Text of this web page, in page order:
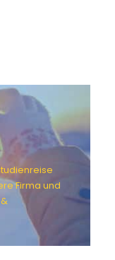
Firma und